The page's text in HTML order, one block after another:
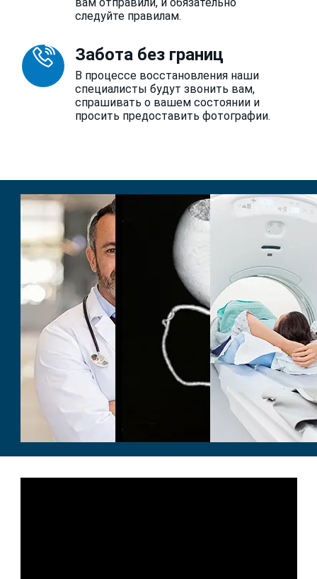
следуйте правилам.
Забота без границ
В процессе восстановления наши
специалисты будут звонить вам,
спрашивать о вашем состоянии и
просить предоставить фотографии.